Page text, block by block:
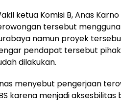
ketua Komisi B, Anas
tersebut
namun proyek
pendapat tersebut
dilakukan.
menyebut pengerjaan
karena menjadi aksesbilitas